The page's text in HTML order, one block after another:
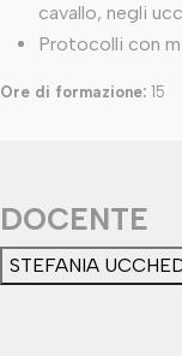
cavallo, negli
Protocolli con
Ore di formazione: 15
DOCENTE
STEFANIA